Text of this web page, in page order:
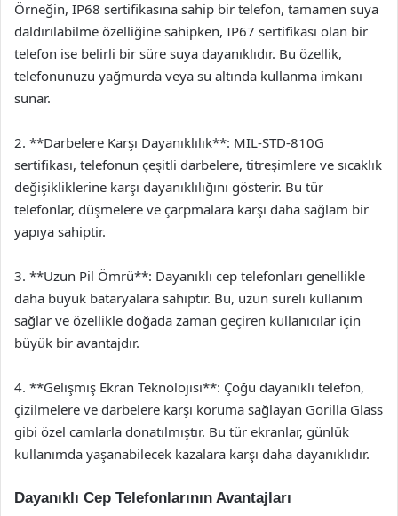
Örneğin, IP68 sertifikasına sahip bir telefon, tamamen suya
daldırılabilme özelliğine sahipken, IP67 sertifikası olan bir
telefon ise belirli bir süre suya dayanıklıdır. Bu özellik,
telefonunuzu yağmurda veya su altında kullanma imkanı
sunar.
2. **Darbelere Karşı Dayanıklılık**: MIL-STD-810G
sertifikası, telefonun çeşitli darbelere, titreşimlere ve sıcaklık
değişikliklerine karşı dayanıklılığını gösterir. Bu tür
telefonlar, düşmelere ve çarpmalara karşı daha sağlam bir
yapıya sahiptir.
3. **Uzun Pil Ömrü**: Dayanıklı cep telefonları genellikle
daha büyük bataryalara sahiptir. Bu, uzun süreli kullanım
sağlar ve özellikle doğada zaman geçiren kullanıcılar için
büyük bir avantajdır.
4. **Gelişmiş Ekran Teknolojisi**: Çoğu dayanıklı telefon,
çizilmelere ve darbelere karşı koruma sağlayan Gorilla Glass
gibi özel camlarla donatılmıştır. Bu tür ekranlar, günlük
kullanımda yaşanabilecek kazalara karşı daha dayanıklıdır.
Dayanıklı Cep Telefonlarının Avantajları